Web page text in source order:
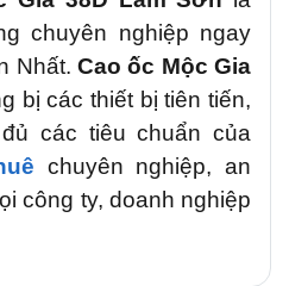
chuyên nghiệp ngay
Nhất. Cao ốc Mộc Gia
bị các thiết bị tiên tiến,
các tiêu chuẩn của
chuyên nghiệp, an
công ty, doanh nghiệp
khi thuê văn phòng tại